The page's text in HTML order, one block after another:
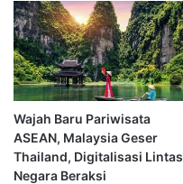
Wajah Baru Pariwisata
ASEAN, Malaysia Geser
Thailand, Digitalisasi Lintas
Negara Beraksi